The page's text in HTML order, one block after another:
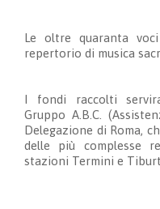
Le oltre quaranta
repertorio di musica
I fondi raccolti
Gruppo A.B.C.
Delegazione di Roma,
delle più complesse
stazioni Termini e